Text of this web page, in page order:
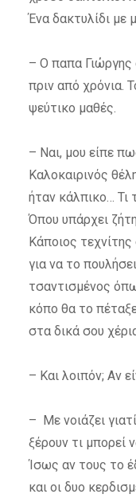
Ένα δακτυλίδι με
– Ο παπα Γιώργης
πριν από χρόνια.
ψεύτικο μαθές.
– Ναι, μου είπε
Καλοκαιρινός
ήταν κάλπικο… Τι
Όπου υπάρχει
Κάποιος
για να το
τσαντισμένος
κόπο θα το
στα δικά σου
– Και λοιπόν; Αν
– Με νοιάζει
ξέρουν τι μπορεί
Ίσως αν τους το
και οι δυο